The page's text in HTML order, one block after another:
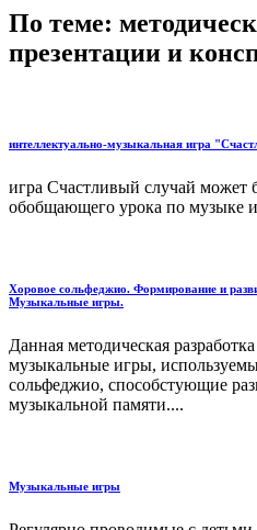
По теме:
презентации и
интеллектуально-музыкальная игра
игра Счастливый случай может
обобщающего урока по музыке
Хоровое сольфеджио. Формирование и
Музыкальные игры.
Данная методическая
музыкальные игры,
сольфеджио, способстующие
музыкальной памяти....
Музыкальные игры